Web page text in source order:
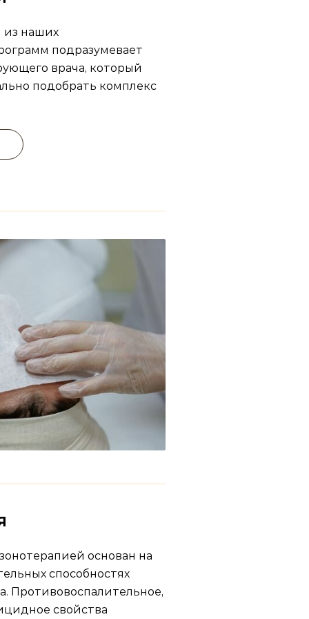
наших
подразумевает
врача, который
подобрать комплекс
основан на
способностях
Противовоспалительное,
свойства